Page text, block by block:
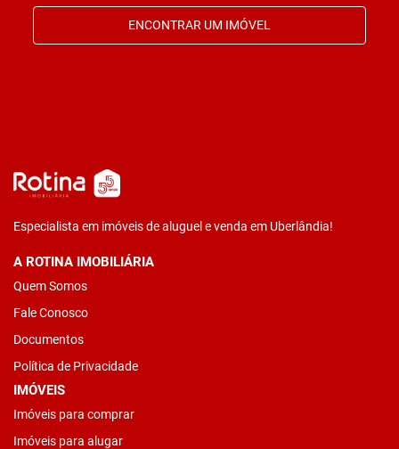
ENCONTRAR UM IMÓVEL
Especialista em imóveis de aluguel e venda em Uberlândia!
A ROTINA IMOBILIÁRIA
Quem Somos
Fale Conosco
Documentos
Política de Privacidade
IMÓVEIS
Imóveis para comprar
Imóveis para alugar